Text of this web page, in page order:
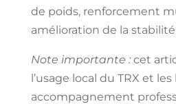
de poids, renforcement
amélioration de la
Note importante :cet
l’usage local du TRX et
accompagnement